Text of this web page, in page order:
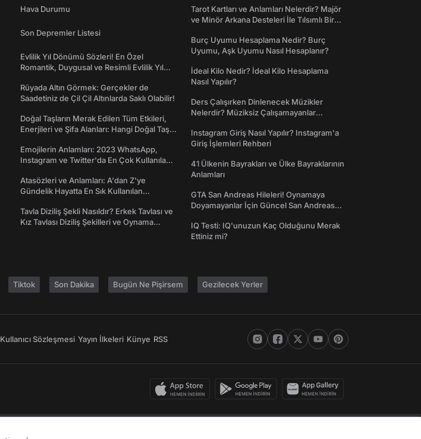
Hava Durumu
Son Depremler Listesi
Evlilik Yıl Dönümü Sözleri! En Özel
Romantik, Duygusal ve Resimli Evlilik Yıl
Rüyada Altın Görmek: Gerçekler de
Saadetiniz de Çil Çil Altınlarda Saklı Olabilir!
Doğal Taşların Merak Edilen Tüm Etkileri,
Enerjileri ve Şifa Alanları: Hangi Doğal Taş
Emojilerin Anlamları: 2023 WhatsApp,
Instagram ve Twitter'da En Çok Kullanılan
Atasözleri ve Anlamları: A'dan Z'ye
Gündelik Hayatta En Sık Kullanılan
Tavla Diziliş Şekli Nasıldır? Erkek Tavlası ve
Kız Tavlası Diziliş Şekilleri ve Oynama
Tarot Kartları ve Anlamları Nelerdir? Majör
ve Minör Arkana Desteleri İle Tılsımlı Bir
Burç Uyumu Hesaplama Nedir? Burç
Uyumu, Aşk Uyumu Nasıl Hesaplanır?
İdeal Kilo Nedir? İdeal Kilo Hesaplama
Nasıl Yapılır?
Ders Çalışırken Dinlenecek Müzikler
Nelerdir? Müziksiz Çalışamayanlar
Instagram Giriş Nasıl Yapılır? Instagram'a
Giriş İşlemleri Rehberi
41 Ülkenin Bayrakları ve Ülke Bayraklarının
Anlamları
GTA San Andreas Hileleri! Oynamaya
Doyamayanlar İçin Güncel San Andreas
IQ Testi: IQ'unuzun Kaç Olduğunu Merak
Ettiniz mi?
Tiktok Son Dakika Bugün Ne Pişirsem Gezilecek Yerler
Kullanıcı Sözleşmesi Yayın İlkeleri Künye RSS